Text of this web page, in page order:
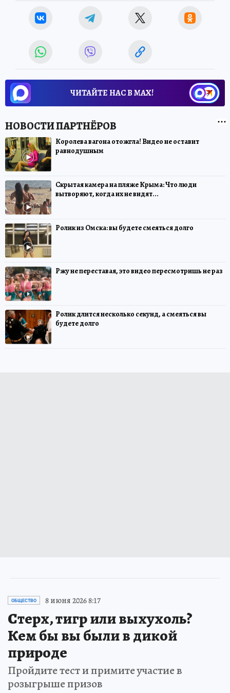
ЧИТАЙТЕ НАС В МАХ!
Королева вагона отожгла! Видео не оставит
равнодушным
Скрытая камера на пляже Крыма: Что люди
вытворяют, когда их не видят...
Ролик из Омска: вы будете смеяться долго
Ржу не переставая, это видео пересмотришь не раз
Ролик длится несколько секунд, а смеяться вы
будете долго
ОБЩЕСТВО 8 июня 2026 8:17
Стерх, тигр или выхухоль?
Кем бы вы были в дикой
природе
Пройдите тест и примите участие в
розыгрыше призов